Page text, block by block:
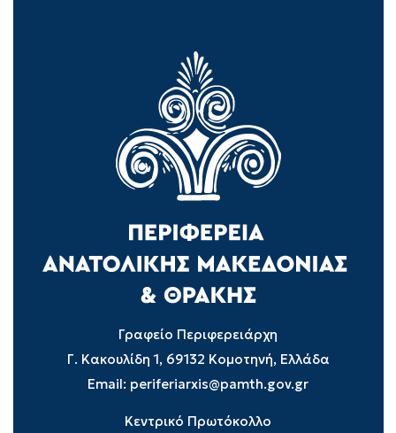
Γραφείο Περιφερειάρχη
Γ. Κακουλίδη 1, 69132 Κομοτηνή, Ελλάδα
Email: periferiarxis@pamth.gov.gr
Κεντρικό Πρωτόκολλο